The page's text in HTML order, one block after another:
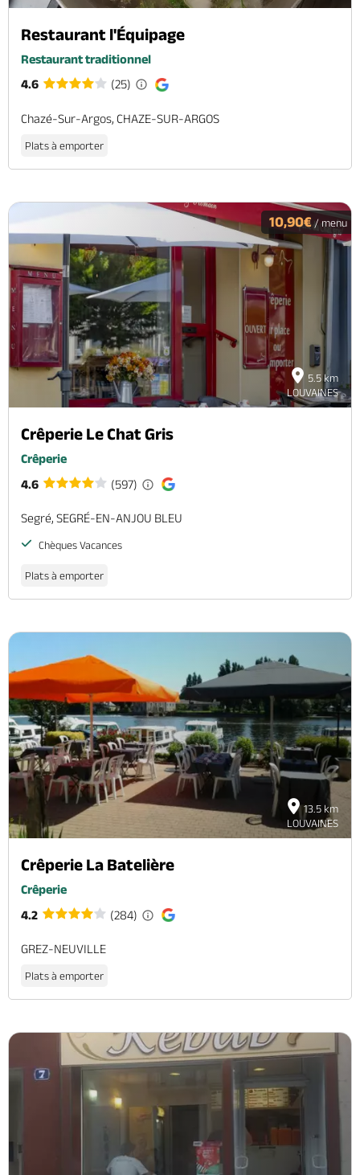
Restaurant l'Équipage
Restaurant traditionnel
4.6
(25)
Chazé-Sur-Argos, CHAZE-SUR-ARGOS
Plats à emporter
5.5 km
LOUVAINES
10,90€/ menu
Crêperie Le Chat Gris
Crêperie
4.6
(597)
Segré, SEGRÉ-EN-ANJOU BLEU
Chèques Vacances
Plats à emporter
13.5 km
LOUVAINES
Crêperie La Batelière
Crêperie
4.2
(284)
GREZ-NEUVILLE
Plats à emporter